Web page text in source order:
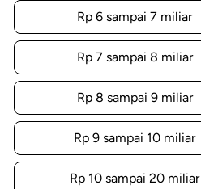
Rp 6 sampai 7 miliar
Rp 7 sampai 8 miliar
Rp 8 sampai 9 miliar
Rp 9 sampai 10 miliar
Rp 10 sampai 20 miliar